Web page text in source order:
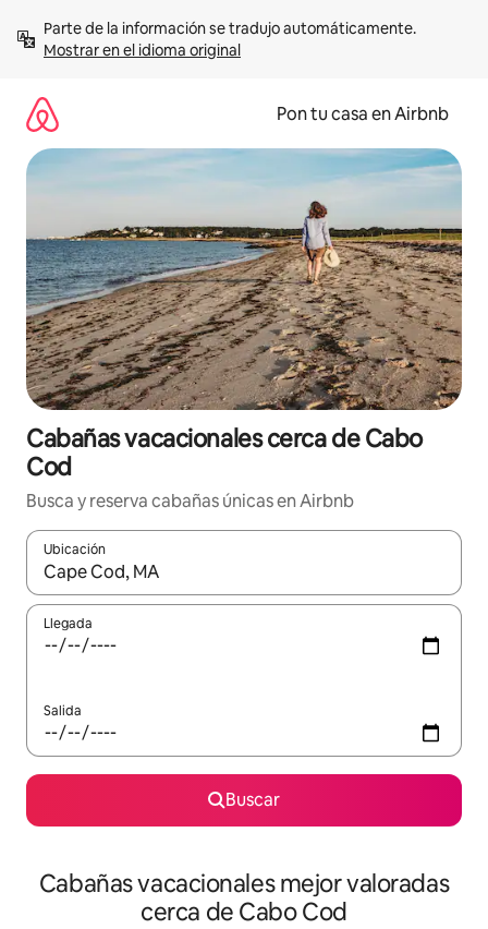
contenidoMostrar en el idioma original
Pon tu casa en Airbnb
Cabañas vacacionales cerca de Cabo
Cod
Busca y reserva cabañas únicas en Airbnb
Ubicación
Cuando los resultados estén disponibles, navega con las
Llegada
Salida
Buscar
Cabañas vacacionales mejor valoradas
cerca de Cabo Cod